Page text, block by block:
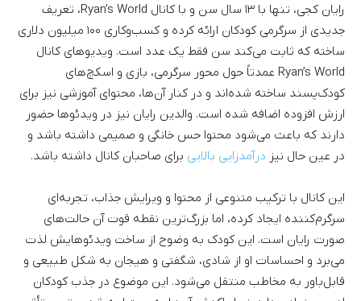
رایان کجی، تنها با ۱۳ سال سن و با کانال Ryan’s World، تعریف
جدیدی از سرگرمی کودکان ارائه کرده و کسب‌وکاری ۱۰۰ میلیون دلاری
ساخته که ثابت می‌کند سن فقط یک عدد است. ویدیو‌های کانال
Ryan’s World عمدتاً حول محور سرگرمی، بازی و اسکچ‌های
کودک‌پسند ساخته شده‌اند و در کنار آن‌ها، محتوای آموزشی نیز برای
ارزش افزوده اضافه شده است. والدین رایان نیز در ویدئوها حضور
دارند که باعث می‌شود محتوا حس خانگی و صمیمی داشته باشد و
در عین حال نیز درآمدزایی بالایی برای صاحبان کانال داشته باشد.
این کانال با ترکیب متنوعی از محتوا و ویرایش جذاب، تجربه‌ای
سرگرم‌کننده ایجاد کرده، اما بزرگ‌ترین نقطه قوت آن حالت‌های
صورت رایان است. این کودک به وضوح از ساخت ویدئوهایش لذت
می‌برد و احساسات او از شادی، شگفتی و هیجان به شکل طبیعی و
قابل‌باور به مخاطب منتقل می‌شود. این موضوع در جذب کودکان